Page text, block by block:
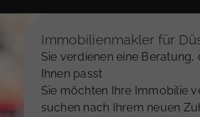
Immobilienmakler für
Sie verdienen eine Beratung,
Ihnen passt
Sie möchten Ihre Immobilie
suchen nach Ihrem neuen